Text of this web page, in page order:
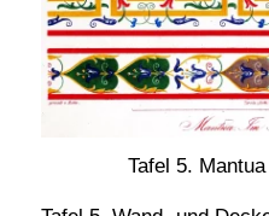
Tafel 5.